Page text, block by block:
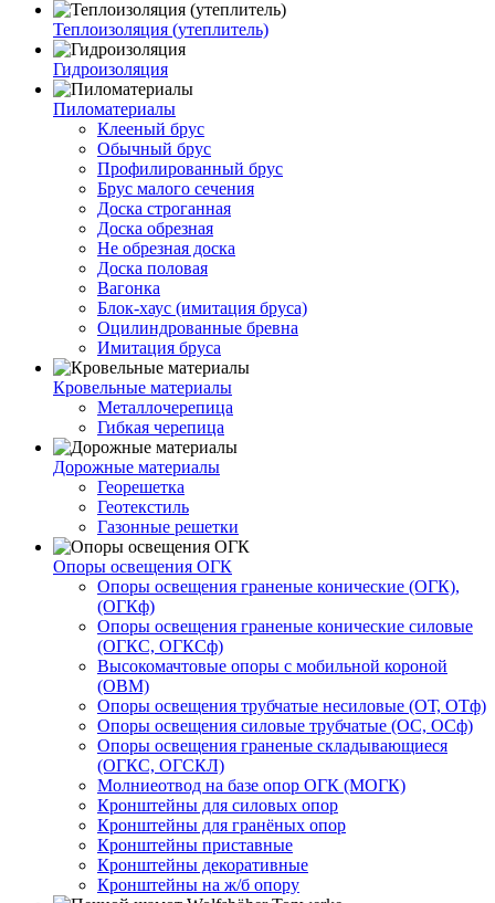
Теплоизоляция (утеплитель)
Гидроизоляция
Пиломатериалы
Клееный брус
Обычный брус
Профилированный брус
Брус малого сечения
Доска строганная
Доска обрезная
Не обрезная доска
Доска половая
Вагонка
Блок-хаус (имитация бруса)
Оцилиндрованные бревна
Имитация бруса
Кровельные материалы
Металлочерепица
Гибкая черепица
Дорожные материалы
Георешетка
Геотекстиль
Газонные решетки
Опоры освещения ОГК
Опоры освещения граненые конические (ОГК),
(ОГКф)
Опоры освещения граненые конические силовые
(ОГКС, ОГКСф)
Высокомачтовые опоры с мобильной короной
(ОВМ)
Опоры освещения трубчатые несиловые (ОТ, ОТф)
Опоры освещения силовые трубчатые (ОС, ОСф)
Опоры освещения граненые складывающиеся
(ОГКС, ОГСКЛ)
Молниеотвод на базе опор ОГК (МОГК)
Кронштейны для силовых опор
Кронштейны для гранёных опор
Кронштейны приставные
Кронштейны декоративные
Кронштейны на ж/б опору